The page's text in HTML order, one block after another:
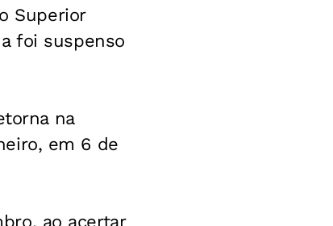
Superior
foi suspenso
na
em 6 de
ao acertar